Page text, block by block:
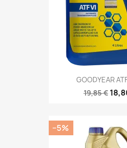
GOODYEAR
19,85 €
−5%